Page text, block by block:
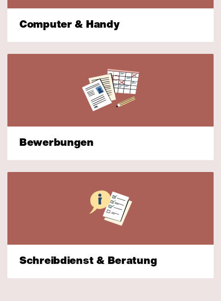
Computer & Handy
Bewerbungen
Schreibdienst & Beratung